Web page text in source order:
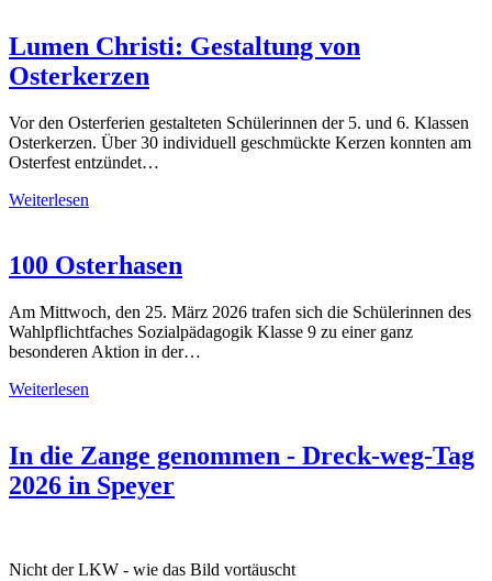
Lumen Christi: Gestaltung von
Osterkerzen
Vor den Osterferien gestalteten Schülerinnen der 5. und 6. Klassen
Osterkerzen. Über 30 individuell geschmückte Kerzen konnten am
Osterfest entzündet…
Weiterlesen
100 Osterhasen
Am Mittwoch, den 25. März 2026 trafen sich die Schülerinnen des
Wahlpflichtfaches Sozialpädagogik Klasse 9 zu einer ganz
besonderen Aktion in der…
Weiterlesen
In die Zange genommen - Dreck-weg-Tag
2026 in Speyer
Nicht der LKW - wie das Bild vortäuscht